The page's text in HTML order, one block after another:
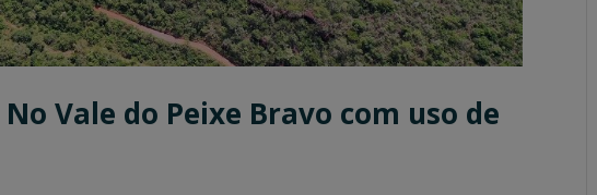
Vale do Peixe Bravo com uso de